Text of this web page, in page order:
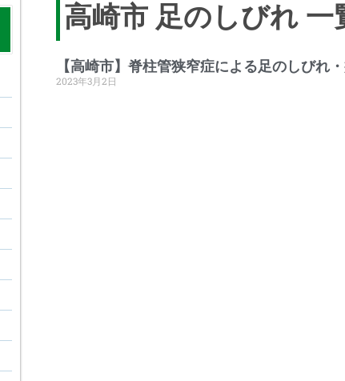
高崎市 足のしびれ 一
【高崎市】脊柱管狭窄症による足のしびれ
2023年3月2日